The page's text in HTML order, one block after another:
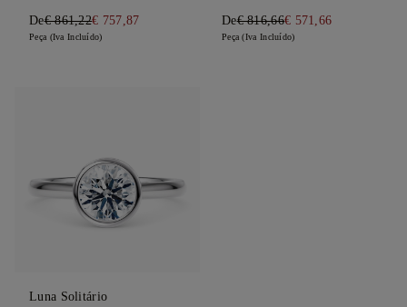
De€ 861,22€ 757,87
Peça (Iva Incluído)
De€ 816,66€ 571,66
Peça (Iva Incluído)
Luna Solitário